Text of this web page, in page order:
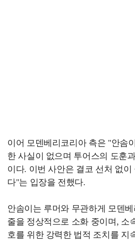
이어 모덴베리코리아 측은 "안솜
한 사실이 없으며 투어스의 도훈
이다. 이번 사안은 결코 선처 없이
다"는 입장을 전했다.
안솜이는 루머와 무관하게 모덴
줄을 정상적으로 소화 중이며, 소
호를 위한 강력한 법적 조치를 지